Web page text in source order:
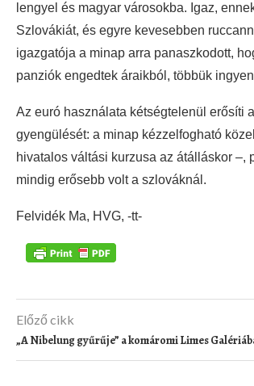
lengyel és magyar városokba. Igaz,
Szlovákiát, és egyre kevesebben
igazgatója a minap arra panaszkodott,
panziók engedtek áraikból, többük
Az euró használata kétségtelenül erősíti
gyengülését: a minap kézzelfogható
hivatalos váltási kurzusa az átálláskor –,
mindig erősebb volt a szlováknál.
Felvidék Ma, HVG, -tt-
Előző cikk
„A Nibelung gyűrűje” a komáromi Limes